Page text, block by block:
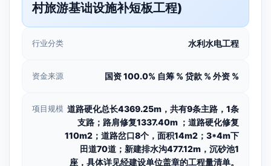
村旅游基诎设施补短板工程)
行业分类 水利水电工程
资金来源 国资 100.0% 自筹 % 贷款 % 外资 %
项目规模 道路硬化总长4369.25m，共有9条主路，1条
支路；路肩修复1337.40m ；道路硬化修复
110m2；道路岔口8个，面积14m2；3*4m下
田道70道；新建排水沟477.12m，沉砂池1
座，具体详见经建设单位盖章的工程量清单。